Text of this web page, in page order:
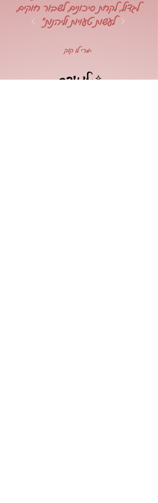
לגדול, לקחת סיכונים, לשבור חוקים,
לעשות טעויות וליהנות"
-מרי לו קוק